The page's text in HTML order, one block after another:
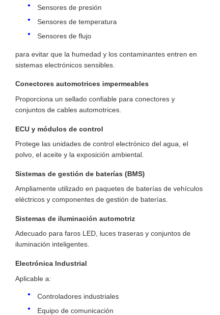
Sensores de presión
Sensores de temperatura
Sensores de flujo
para evitar que la humedad y los contaminantes entren en
sistemas electrónicos sensibles.
Conectores automotrices impermeables
Proporciona un sellado confiable para conectores y
conjuntos de cables automotrices.
ECU y módulos de control
Protege las unidades de control electrónico del agua, el
polvo, el aceite y la exposición ambiental.
Sistemas de gestión de baterías (BMS)
Ampliamente utilizado en paquetes de baterías de vehículos
eléctricos y componentes de gestión de baterías.
Sistemas de iluminación automotriz
Adecuado para faros LED, luces traseras y conjuntos de
iluminación inteligentes.
Electrónica Industrial
Aplicable a:
Controladores industriales
Equipo de comunicación